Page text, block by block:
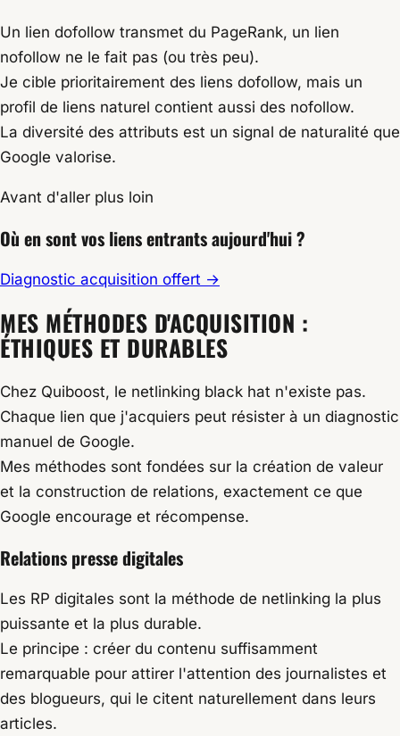
Un lien dofollow transmet du PageRank, un lien
nofollow ne le fait pas (ou très peu).
Je cible prioritairement des liens dofollow, mais un
profil de liens naturel contient aussi des nofollow.
La diversité des attributs est un signal de naturalité que
Google valorise.
Avant d'aller plus loin
Où en sont vos liensentrants aujourd'hui ?
Diagnostic acquisition offert →
MES MÉTHODES D'ACQUISITION :
ÉTHIQUES ET DURABLES
Chez Quiboost, le netlinking black hat n'existe pas.
Chaque lien que j'acquiers peut résister à un diagnostic
manuel de Google.
Mes méthodes sont fondées sur la création de valeur
et la construction de relations, exactement ce que
Google encourage et récompense.
Relations presse digitales
Les RP digitales sont la méthode de netlinking la plus
puissante et la plus durable.
Le principe : créer du contenu suffisamment
remarquable pour attirer l'attention des journalistes et
des blogueurs, qui le citent naturellement dans leurs
articles.